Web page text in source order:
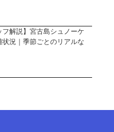
フ解説】宮古島シュノーケ
状況｜季節ごとのリアルな